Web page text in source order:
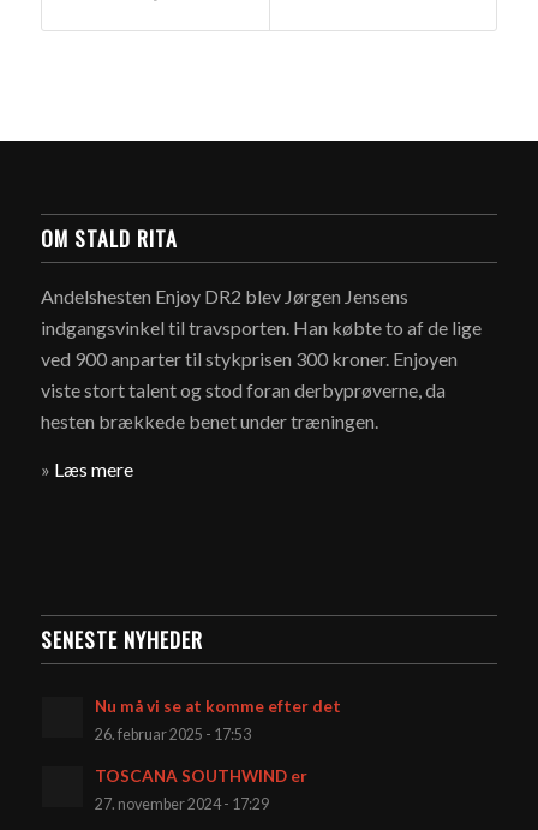
OM STALD RITA
Andelshesten Enjoy DR2 blev Jørgen Jensens
indgangsvinkel til travsporten. Han købte to af de lige
ved 900 anparter til stykprisen 300 kroner. Enjoyen
viste stort talent og stod foran derbyprøverne, da
hesten brækkede benet under træningen.
» Læs mere
SENESTE NYHEDER
Nu må vi se at komme efter det
26. februar 2025 - 17:53
TOSCANA SOUTHWIND er
27. november 2024 - 17:29